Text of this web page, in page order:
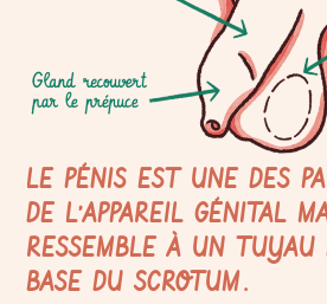
LE PÉNIS EST UNE DES
DE L’APPAREIL GÉNITAL
RESSEMBLE À UN TUYAU
BASE DUSCROTUM.